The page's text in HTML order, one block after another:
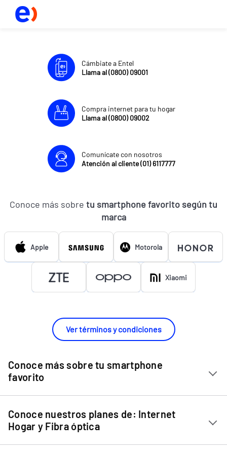
Cámbiate a Entel
Llama al (0800) 09001
Compra internet para tu hogar
Llama al (0800) 09002
Comunícate con nosotros
Atención al cliente (01) 6117777
Conoce más sobre tu smartphone favorito según tu
marca
Apple Motorola
Xiaomi
Ver términos y condiciones
Conoce más sobre tu smartphone
favorito
Chip Entel
Apple iPhone 11
Apple iPhone 12 Mini
Conoce nuestros planes de: Internet
Hogar y Fibra óptica
Internet Hogar